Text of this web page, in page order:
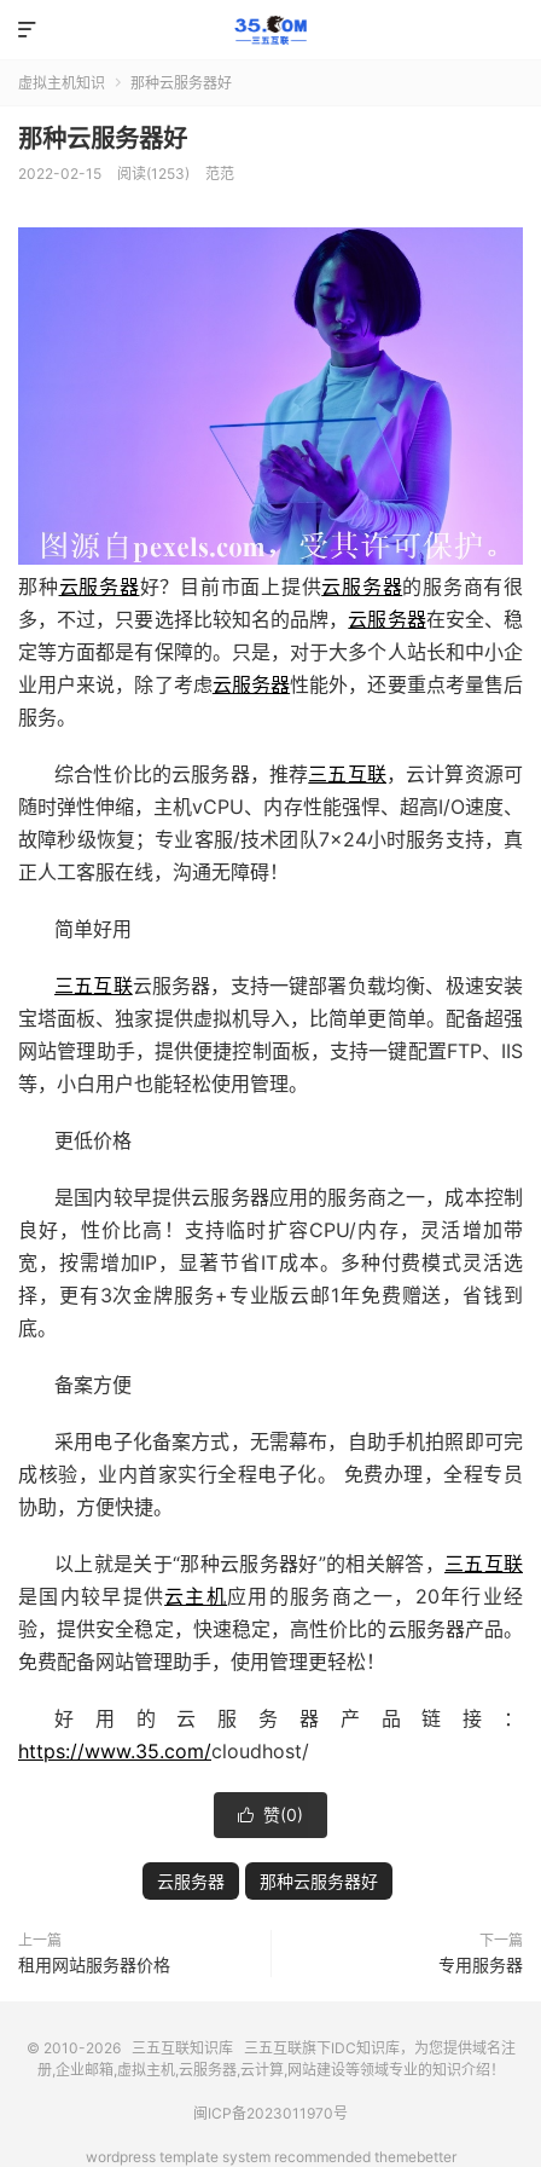

虚拟主机知识  那种云服务器好
那种云服务器好
2022-02-15 阅读(1253) 范范
那种云服务器好？目前市面上提供云服务器的服务商有很
多，不过，只要选择比较知名的品牌，云服务器在安全、稳
定等方面都是有保障的。只是，对于大多个人站长和中小企
业用户来说，除了考虑云服务器性能外，还要重点考量售后
服务。
综合性价比的云服务器，推荐三五互联，云计算资源可
随时弹性伸缩，主机vCPU、内存性能强悍、超高I/O速度、
故障秒级恢复；专业客服/技术团队7×24小时服务支持，真
正人工客服在线，沟通无障碍！
简单好用
三五互联云服务器，支持一键部署负载均衡、极速安装
宝塔面板、独家提供虚拟机导入，比简单更简单。配备超强
网站管理助手，提供便捷控制面板，支持一键配置FTP、IIS
等，小白用户也能轻松使用管理。
更低价格
是国内较早提供云服务器应用的服务商之一，成本控制
良好，性价比高！支持临时扩容CPU/内存，灵活增加带
宽，按需增加IP，显著节省IT成本。多种付费模式灵活选
择，更有3次金牌服务+专业版云邮1年免费赠送，省钱到
底。
备案方便
采用电子化备案方式，无需幕布，自助手机拍照即可完
成核验，业内首家实行全程电子化。 免费办理，全程专员
协助，方便快捷。
以上就是关于“那种云服务器好”的相关解答， 三五互联
是国内较早提供云主机应用的服务商之一，20年行业经
验，提供安全稳定，快速稳定，高性价比的云服务器产品。
免费配备网站管理助手，使用管理更轻松！
好用的云服务器产品链接：
https://www.35.com/cloudhost/
 赞(0)
云服务器 那种云服务器好
上一篇
租用网站服务器价格
下一篇
专用服务器
© 2010-2026 三五互联知识库 三五互联旗下IDC知识库，为您提供域名注
册,企业邮箱,虚拟主机,云服务器,云计算,网站建设等领域专业的知识介绍！
闽ICP备2023011970号
wordpress template system recommended themebetter